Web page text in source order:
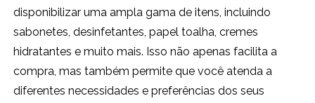
disponibilizar uma ampla gama de itens, incluindo
sabonetes, desinfetantes, papel toalha, cremes
hidratantes e muito mais. Isso não apenas facilita a
compra, mas também permite que você atenda a
diferentes necessidades e preferências dos seus